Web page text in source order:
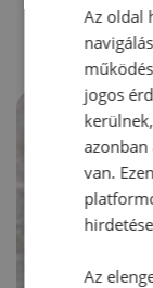
Az oldal
jogos
azonban
van.
Az